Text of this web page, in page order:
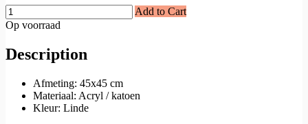
Add to Cart
Op voorraad
Description
Afmeting: 45x45 cm
Materiaal: Acryl / katoen
Kleur: Linde